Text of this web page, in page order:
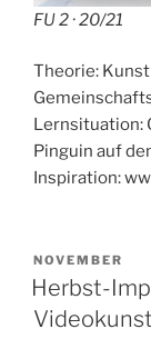
FU 2 · 20/21
Theorie:
Lernsituation:
Pinguin auf
Inspiration:
AM
NOVEMBER
Herbst-
Videokunst